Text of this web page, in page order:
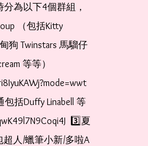
為以下4個群組，
（包括Kitty
狗 Twinstars 馬騮仔
等等）
括Duffy Linabell 等
3️⃣夏
人/蠟筆小新/多啦A